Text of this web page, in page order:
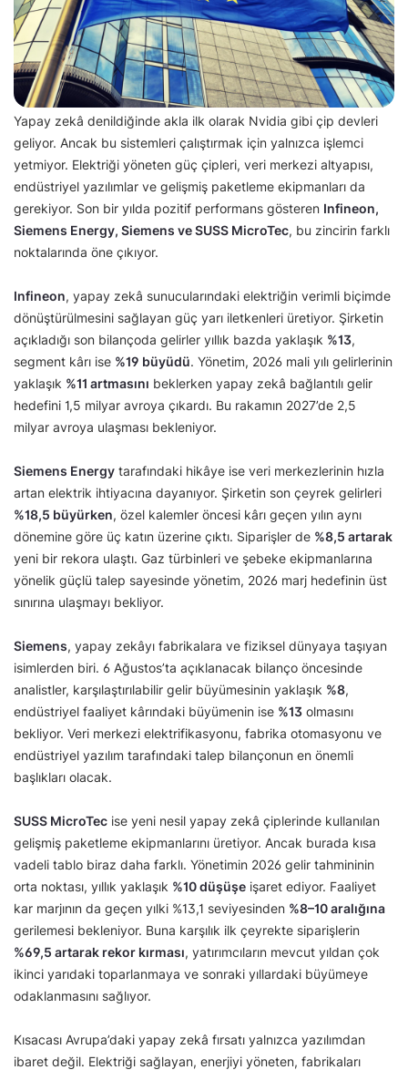
Yapay zekâ denildiğinde akla ilk olarak Nvidia gibi çip devleri
geliyor. Ancak bu sistemleri çalıştırmak için yalnızca işlemci
yetmiyor. Elektriği yöneten güç çipleri, veri merkezi altyapısı,
endüstriyel yazılımlar ve gelişmiş paketleme ekipmanları da
gerekiyor. Son bir yılda pozitif performans gösteren Infineon,
Siemens Energy, Siemens ve SUSS MicroTec, bu zincirin farklı
noktalarında öne çıkıyor.
Infineon, yapay zekâ sunucularındaki elektriğin verimli biçimde
dönüştürülmesini sağlayan güç yarı iletkenleri üretiyor. Şirketin
açıkladığı son bilançoda gelirler yıllık bazda yaklaşık %13,
segment kârı ise %19 büyüdü. Yönetim, 2026 mali yılı gelirlerinin
yaklaşık %11 artmasını beklerken yapay zekâ bağlantılı gelir
hedefini 1,5 milyar avroya çıkardı. Bu rakamın 2027’de 2,5
milyar avroya ulaşması bekleniyor.
Siemens Energy tarafındaki hikâye ise veri merkezlerinin hızla
artan elektrik ihtiyacına dayanıyor. Şirketin son çeyrek gelirleri
%18,5 büyürken, özel kalemler öncesi kârı geçen yılın aynı
dönemine göre üç katın üzerine çıktı. Siparişler de %8,5 artarak
yeni bir rekora ulaştı. Gaz türbinleri ve şebeke ekipmanlarına
yönelik güçlü talep sayesinde yönetim, 2026 marj hedefinin üst
sınırına ulaşmayı bekliyor.
Siemens, yapay zekâyı fabrikalara ve fiziksel dünyaya taşıyan
isimlerden biri. 6 Ağustos’ta açıklanacak bilanço öncesinde
analistler, karşılaştırılabilir gelir büyümesinin yaklaşık %8,
endüstriyel faaliyet kârındaki büyümenin ise %13 olmasını
bekliyor. Veri merkezi elektrifikasyonu, fabrika otomasyonu ve
endüstriyel yazılım tarafındaki talep bilançonun en önemli
başlıkları olacak.
SUSS MicroTec ise yeni nesil yapay zekâ çiplerinde kullanılan
gelişmiş paketleme ekipmanlarını üretiyor. Ancak burada kısa
vadeli tablo biraz daha farklı. Yönetimin 2026 gelir tahmininin
orta noktası, yıllık yaklaşık %10 düşüşe işaret ediyor. Faaliyet
kar marjının da geçen yılki %13,1 seviyesinden %8–10 aralığına
gerilemesi bekleniyor. Buna karşılık ilk çeyrekte siparişlerin
%69,5 artarak rekor kırması, yatırımcıların mevcut yıldan çok
ikinci yarıdaki toparlanmaya ve sonraki yıllardaki büyümeye
odaklanmasını sağlıyor.
Kısacası Avrupa’daki yapay zekâ fırsatı yalnızca yazılımdan
ibaret değil. Elektriği sağlayan, enerjiyi yöneten, fabrikaları